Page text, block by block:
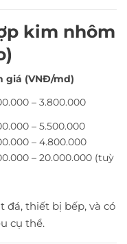
kim nhôm
giá (VNĐ/md)
– 3.800.000
– 5.500.000
– 4.800.000
– 20.000.000 (tuỳ
đá, thiết bị bếp, và có
cụ thể.